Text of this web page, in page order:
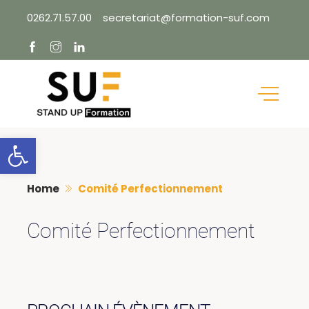
content
0262.71.57.00 secretariat@formation-suf.com
Home Comité Perfectionnement
Comité Perfectionnement
Ouvrir la barre d’outils